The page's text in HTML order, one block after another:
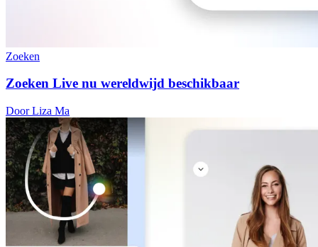
Zoeken
Zoeken Live nu wereldwijd beschikbaar
Door Liza Ma